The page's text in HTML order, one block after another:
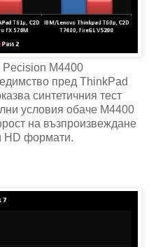
M4400
пред ThinkPad
синтетичния тест
условия обаче M4400
на възпроизвеждане
HD формати.